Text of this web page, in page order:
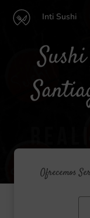
Inti Sushi
Ofrecemos